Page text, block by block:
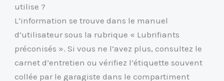
utilise ?
L’information se trouve dans le manuel
d’utilisateur sous la rubrique « Lubrifiants
préconisés ». Si vous ne l’avez plus, consultez le
carnet d’entretien ou vérifiez l’étiquette souvent
collée par le garagiste dans le compartiment